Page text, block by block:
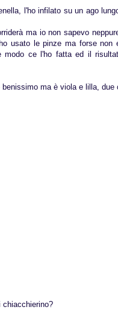
l'ho infilato su un ago
ma io non sapevo
usato le pinze ma forse non
modo ce l'ho fatta ed il
ma è viola e lilla, due
chiacchierino?